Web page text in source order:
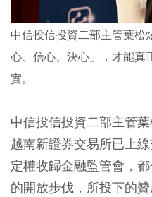
中信投信投資二部主管葉松
心、信心、決心」，才能真
實。
中信投信投資二部主管
越南新證券交易所已上
定權收歸金融監管會，
的開放步伐，所投下的